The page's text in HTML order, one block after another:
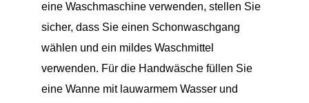
eine Waschmaschine verwenden, stellen Sie
sicher, dass Sie einen Schonwaschgang
wählen und ein mildes Waschmittel
verwenden. Für die Handwäsche füllen Sie
eine Wanne mit lauwarmem Wasser und